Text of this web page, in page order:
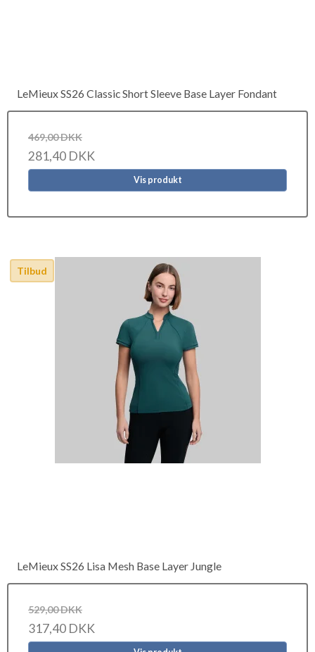
LeMieux SS26 Classic Short Sleeve Base Layer Fondant
469,00 DKK
281,40 DKK
Vis produkt
Tilbud
LeMieux SS26 Lisa Mesh Base Layer Jungle
529,00 DKK
317,40 DKK